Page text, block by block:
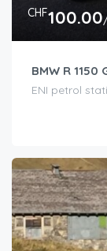
CHF100.00
BMW R 1150
ENI petrol